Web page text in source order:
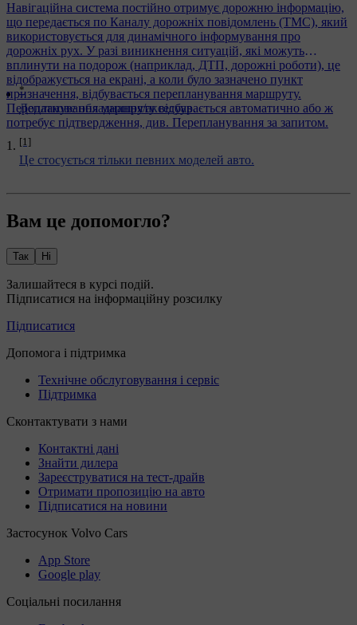
*
Додаткове обладнання/аксесуар.
[1]
Це стосується тільки певних моделей авто.
Навігаційна система постійно отримує дорожню інформацію,
що передається по Каналу дорожніх повідомлень (ТМС), який
використовується для динамічного інформування про
дорожніх рух. У разі виникнення ситуацій, які можуть
вплинути на подорож (наприклад, ДТП, дорожні роботи), це
відображується на екрані, а коли було зазначено пункт
призначення, відбувається перепланування маршруту.
Перепланування маршруту відбувається автоматично або ж
потребує підтвердження, див. Перепланування за запитом.
Вам це допомогло?
Так Ні